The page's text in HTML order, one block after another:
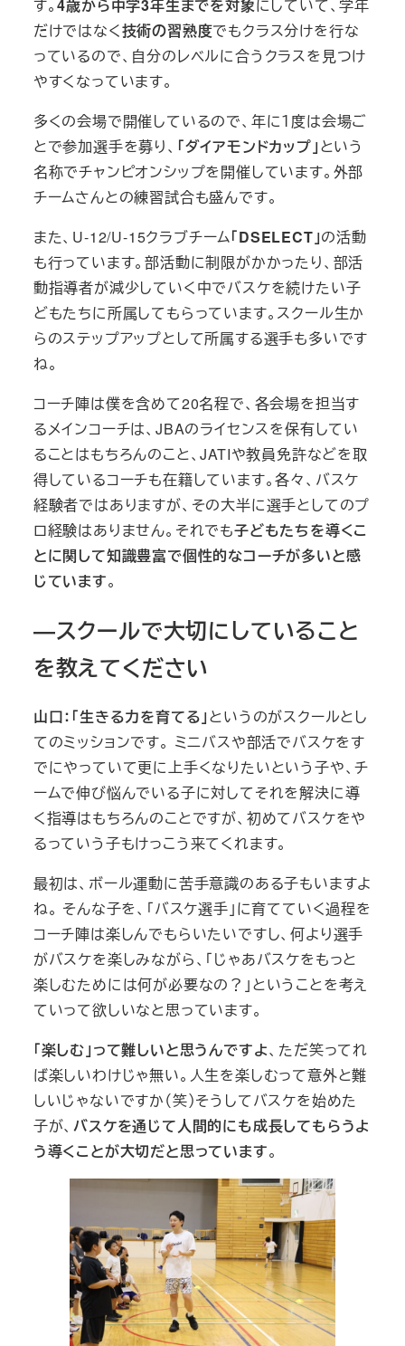
す。4歳から中学3年生までを対象にしていて、学年
だけではなく技術の習熟度でもクラス分けを行な
っているので、自分のレベルに合うクラスを見つけ
やすくなっています。
多くの会場で開催しているので、年に１度は会場ご
とで参加選手を募り、 「ダイアモンドカップ」という
名称でチャンピオンシップを開催しています。外部
チームさんとの練習試合も盛んです。
また、U-12/U-15クラブチーム「DSELECT」の活動
も行っています。部活動に制限がかかったり、部活
動指導者が減少していく中でバスケを続けたい子
どもたちに所属してもらっています。スクール生か
らのステップアップとして所属する選手も多いです
ね。
コーチ陣は僕を含めて20名程で、各会場を担当す
るメインコーチは、JBAのライセンスを保有してい
ることはもちろんのこと、JATIや教員免許などを取
得しているコーチも在籍しています。各々、バスケ
経験者ではありますが、その大半に選手としてのプ
ロ経験はありません。それでも子どもたちを導くこ
とに関して知識豊富で個性的なコーチが多いと感
じています。
―スクールで大切にしていること
を教えてください
山口：「生きる力を育てる」というのがスクールとし
てのミッションです。 ミニバスや部活でバスケをす
でにやっていて更に上手くなりたいという子や、チ
ームで伸び悩んでいる子に対してそれを解決に導
く指導はもちろんのことですが、初めてバスケをや
るっていう子もけっこう来てくれます。
最初は、ボール運動に苦手意識のある子もいますよ
ね。 そんな子を、「バスケ選手」に育てていく過程を
コーチ陣は楽しんでもらいたいですし、何より選手
がバスケを楽しみながら、「じゃあバスケをもっと
楽しむためには何が必要なの？」ということを考え
ていって欲しいなと思っています。
「楽しむ」って難しいと思うんですよ、ただ笑ってれ
ば楽しいわけじゃ無い。人生を楽しむって意外と難
しいじゃないですか（笑）そうしてバスケを始めた
子が、バスケを通じて人間的にも成長してもらうよ
う導くことが大切だと思っています。